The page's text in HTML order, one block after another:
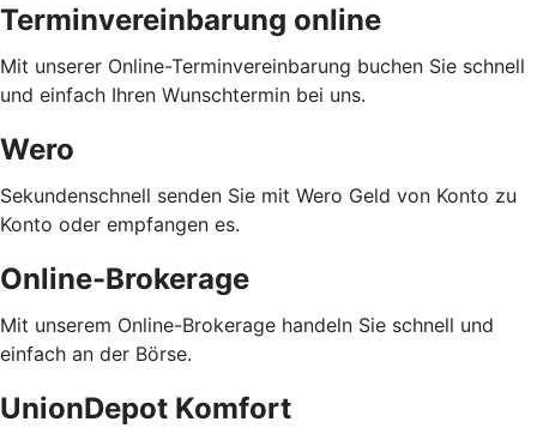
Terminvereinbarung online
Mit unserer Online-Terminvereinbarung buchen Sie schnell
und einfach Ihren Wunschtermin bei uns.
Wero
Sekundenschnell senden Sie mit Wero Geld von Konto zu
Konto oder empfangen es.
Online-Brokerage
Mit unserem Online-Brokerage handeln Sie schnell und
einfach an der Börse.
UnionDepot Komfort